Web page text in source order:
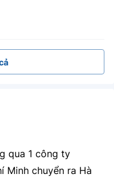
qua 1 công ty
Minh chuyển ra Hà